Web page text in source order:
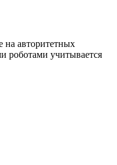
на авторитетных
роботами учитывается